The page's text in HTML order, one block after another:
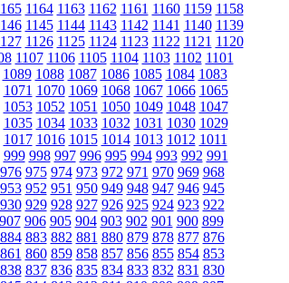
1164 1163 1162 1161 1160 1159 1158
1145 1144 1143 1142 1141 1140 1139
1126 1125 1124 1123 1122 1121 1120
1107 1106 1105 1104 1103 1102 1101
1089 1088 1087 1086 1085 1084 1083
1071 1070 1069 1068 1067 1066 1065
1053 1052 1051 1050 1049 1048 1047
1035 1034 1033 1032 1031 1030 1029
1017 1016 1015 1014 1013 1012 1011
999 998 997 996 995 994 993 992 991
976 975 974 973 972 971 970 969 968
953 952 951 950 949 948 947 946 945
930 929 928 927 926 925 924 923 922
907 906 905 904 903 902 901 900 899
884 883 882 881 880 879 878 877 876
861 860 859 858 857 856 855 854 853
838 837 836 835 834 833 832 831 830